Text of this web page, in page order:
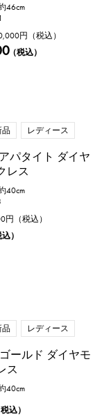
46cm
円（税込）
（税込）
品 レディース
アパタイト ダイヤ
レス
40cm
円（税込）
）
品 レディース
ールド ダイヤモ
ス
40cm
込）